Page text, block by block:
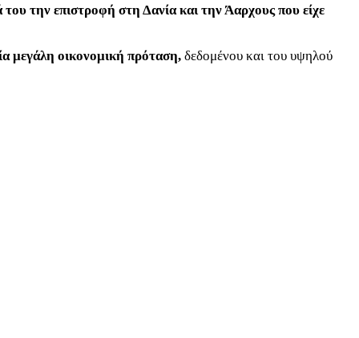
την επιστροφή στη Δανία και την Άαρχους που είχε
μεγάλη οικονομική πρόταση, δεδομένου και του υψηλού